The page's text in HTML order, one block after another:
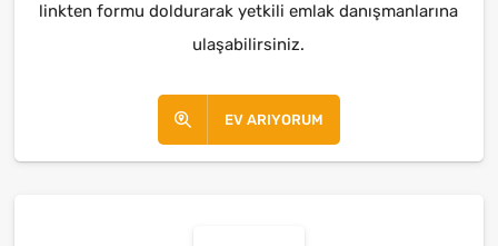
linkten formu doldurarak yetkili emlak danışmanlarına
ulaşabilirsiniz.
EV ARIYORUM